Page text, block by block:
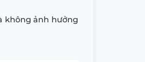
không ảnh hưởng